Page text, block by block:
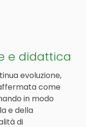
e didattica
evoluzione,
come
in modo
e della
di